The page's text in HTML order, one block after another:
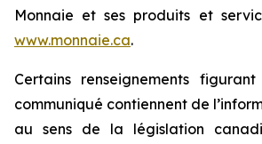
Monnaie et ses produits et
www.monnaie.ca.
Certains renseignements
communiqué contiennent de
au sens de la législation